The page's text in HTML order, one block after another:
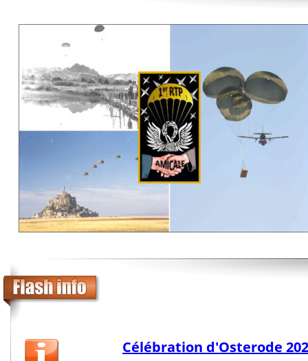
Célébration d'Osterode